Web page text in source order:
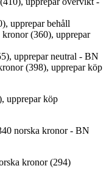
upprepar behåll
(360), upprepar
upprepar neutral - BN
(398), upprepar köp
upprepar köp
norska kronor - BN
kronor (294)